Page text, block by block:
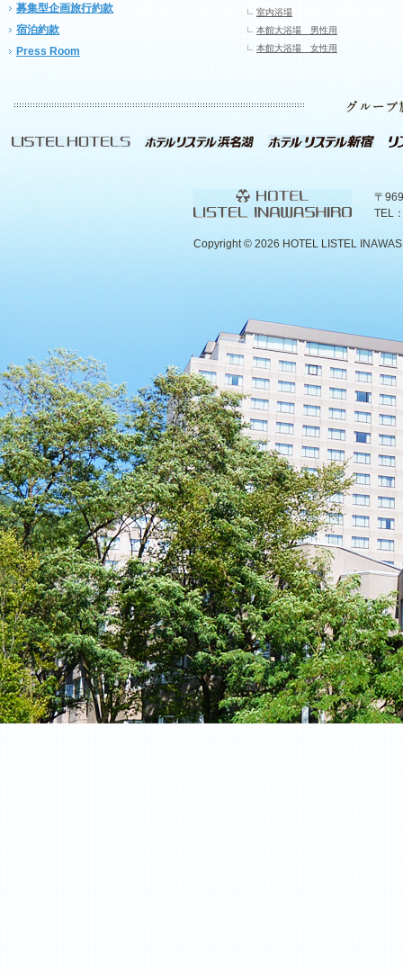
募集型企画旅行約款
宿泊約款
Press Room
室内浴場
本館大浴場 男性用
本館大浴場 女性用
〒
TEL
Copyright © 2026 HOTEL LISTEL